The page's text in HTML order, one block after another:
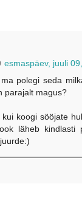
esmaspäev, juuli
polegi seda
parajalt magus?
kui koogi sööjate
läheb kindlasti